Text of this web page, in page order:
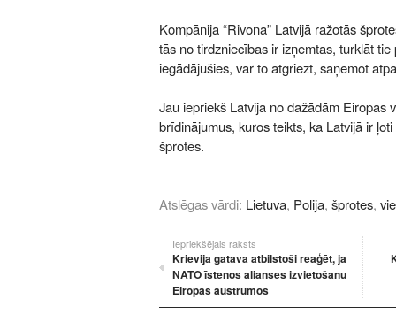
Kompānija “Rivona” Latvijā ražotās
tās no tirdzniecības ir izņemtas, turklāt
iegādājušies, var to atgriezt, saņemot
Jau iepriekš Latvija no dažādām Eiropas
brīdinājumus, kuros teikts, ka Latvijā ir
šprotēs.
Atslēgas vārdi: Lietuva, Polija, šprotes,
Iepriekšējais raksts
Krievija gatava atbilstoši reaģēt, ja
NATO īstenos alianses izvietošanu
Eiropas austrumos